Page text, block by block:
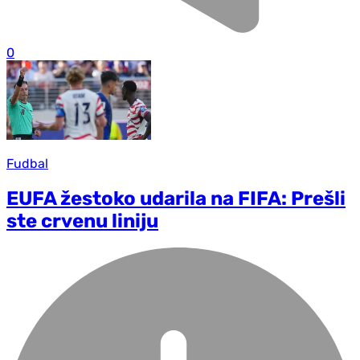
0
Fudbal
EUFA žestoko udarila na FIFA: Prešli
ste crvenu liniju